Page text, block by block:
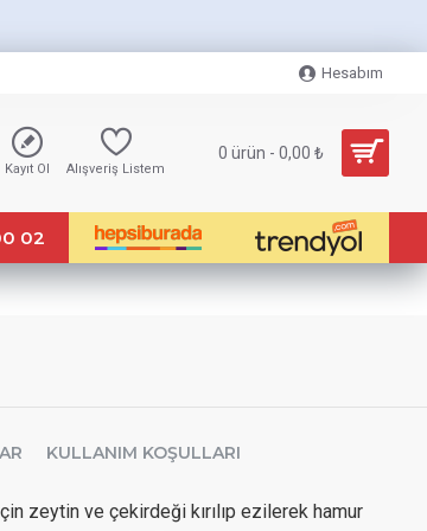
Hesabım
Kayıt Ol Alışveriş Listem
0 ürün - 0,00 ₺
02
KULLANIM KOŞULLARI
zeytin ve çekirdeği kırılıp ezilerek hamur